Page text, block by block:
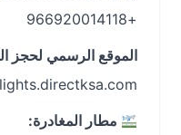
الموقع الرسمي لحجز التذاكر:
مطار المغادرة: